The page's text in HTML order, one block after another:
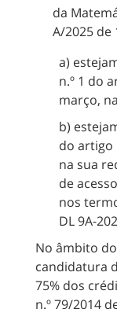
da
A/2025 de
a)
n.º 1 do
março,
b)
do artigo
na sua
de
nos
DL 9A-
No âmbito
candidatura
75% dos
n.º 79/2014